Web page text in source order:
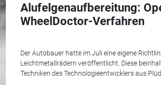
Alufelgenaufbereitung:
WheelDoctor-Verfahren
Der Autobauer hatte im Juli eine eigene
Leichtmetallrädern veröffentlicht. Diese
Techniken des Technologieentwicklers aus